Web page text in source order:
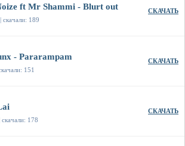
ft Mr Shammi - Blurt out
скачали: 189
СКАЧАТЬ
- Pararampam
151
СКАЧАТЬ
178
СКАЧАТЬ